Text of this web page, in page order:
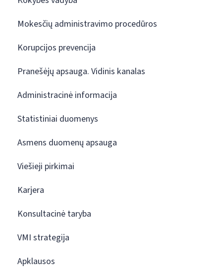
Mokesčių administravimo procedūros
Korupcijos prevencija
Pranešėjų apsauga. Vidinis kanalas
Administracinė informacija
Statistiniai duomenys
Asmens duomenų apsauga
Viešieji pirkimai
Karjera
Konsultacinė taryba
VMI strategija
Apklausos